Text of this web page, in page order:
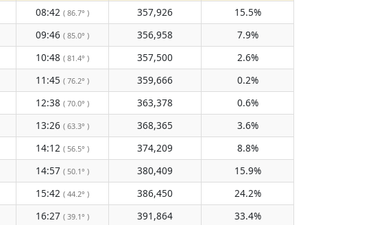
08:42 ( 86.7° ) 357,926
15.5%
09:46 ( 85.0° ) 356,958
7.9%
10:48 ( 81.4° ) 357,500
2.6%
11:45 ( 76.2° ) 359,666
0.2%
12:38 ( 70.0° ) 363,378
0.6%
13:26 ( 63.3° ) 368,365
3.6%
14:12 ( 56.5° ) 374,209
8.8%
14:57 ( 50.1° ) 380,409
15.9%
15:42 ( 44.2° ) 386,450
24.2%
16:27 ( 39.1° ) 391,864
33.4%